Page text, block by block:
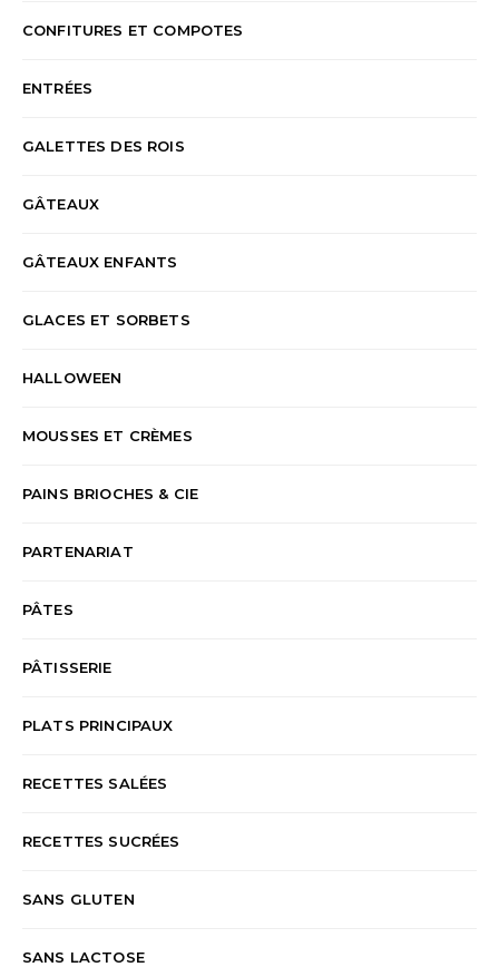
CONFITURES ET COMPOTES
ENTRÉES
GALETTES DES ROIS
GÂTEAUX
GÂTEAUX ENFANTS
GLACES ET SORBETS
HALLOWEEN
MOUSSES ET CRÈMES
PAINS BRIOCHES & CIE
PARTENARIAT
PÂTES
PÂTISSERIE
PLATS PRINCIPAUX
RECETTES SALÉES
RECETTES SUCRÉES
SANS GLUTEN
SANS LACTOSE